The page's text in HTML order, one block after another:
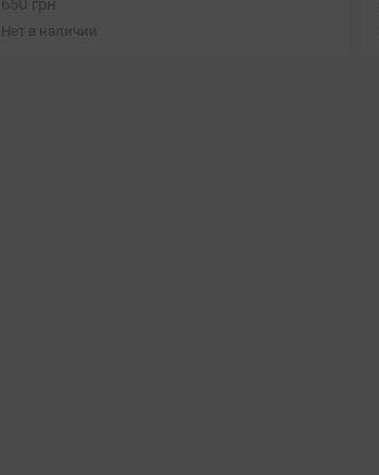
650 грн
Нет в наличии